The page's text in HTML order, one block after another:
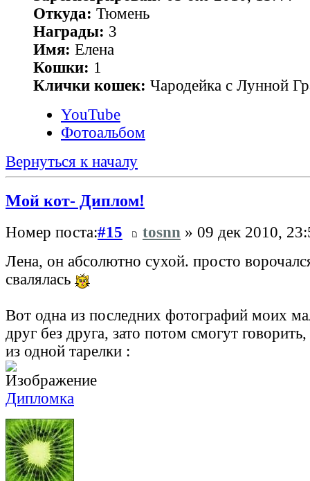
Откуда: Тюмень
Награды: 3
Имя: Елена
Кошки: 1
Клички кошек: Чародейка с Лунной
YouTube
Фотоальбом
Вернуться к началу
Мой кот- Диплом!
Номер поста:#15 tosnn » 09 дек 2010,
Лена, он абсолютно сухой. просто
свалялась
Вот одна из последних фотографий моих
друг без друга, зато потом смогут
из одной тарелки :
Дипломка